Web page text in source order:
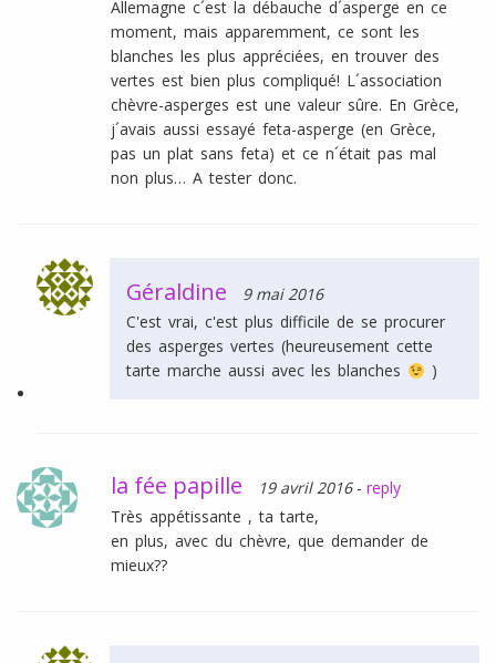
Allemagne c´est la débauche d´asperge en ce
moment, mais apparemment, ce sont les
blanches les plus appréciées, en trouver des
vertes est bien plus compliqué! L´association
chèvre-asperges est une valeur sûre. En Grèce,
j´avais aussi essayé feta-asperge (en Grèce,
pas un plat sans feta) et ce n´était pas mal
non plus… A tester donc.
Géraldine
9 mai 2016
C'est vrai, c'est plus difficile de se procurer
des asperges vertes (heureusement cette
tarte marche aussi avec les blanches
)
la fée papille 19 avril 2016 - reply
Très appétissante , ta tarte,
en plus, avec du chèvre, que demander de
mieux??